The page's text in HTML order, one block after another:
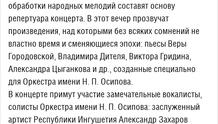
обработки народных мелодий составят основу
репертуара концерта. В этот вечер прозвучат
произведения, над которыми без всяких сомнений не
властно время и сменяющиеся эпохи: пьесы Веры
Городовской, Владимира Дителя, Виктора Гридина,
Александра Цыганкова и др., созданные специально
для Оркестра имени Н. П. Осипова.
В концерте примут участие замечательные вокалисты,
солисты Оркестра имени Н. П. Осипова: заслуженный
артист Республики Ингушетия Александр Захаров